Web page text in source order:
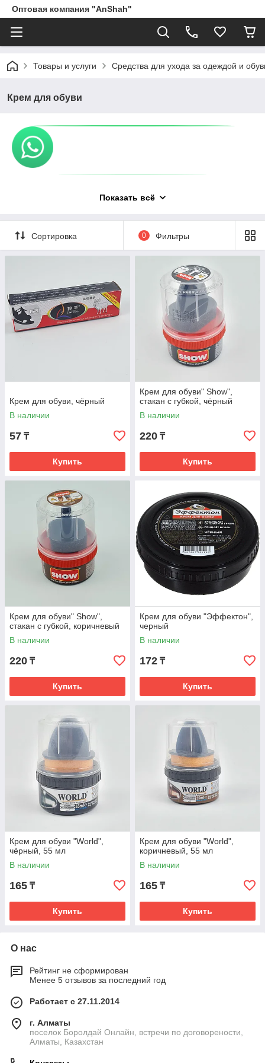
Оптовая компания "AnShah"
Товары и услуги Средства для ухода за одеждой и
Крем для обуви
Показать всё
Сортировка 0 Фильтры
Крем для обуви, чёрный
В наличии
57 ₸
Купить
Крем для обуви" Show",
стакан с губкой, чёрный
В наличии
220 ₸
Купить
Крем для обуви" Show",
стакан с губкой, коричневый
В наличии
220 ₸
Купить
Крем для обуви "Эффектон",
черный
В наличии
172 ₸
Купить
Крем для обуви "World",
чёрный, 55 мл
В наличии
165 ₸
Купить
Крем для обуви "World",
коричневый, 55 мл
В наличии
165 ₸
Купить
О нас
Рейтинг не сформирован
Менее 5 отзывов за последний год
Работает с 27.11.2014
г. Алматы
поселок Боролдай Онлайн, встречи по договорености,
Алматы, Казахстан